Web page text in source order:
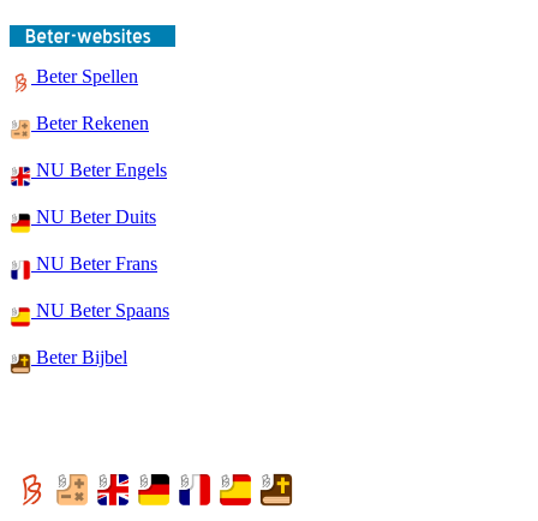
Beter Spellen
Beter Rekenen
NU Beter Engels
NU Beter Duits
NU Beter Frans
NU Beter Spaans
Beter Bijbel